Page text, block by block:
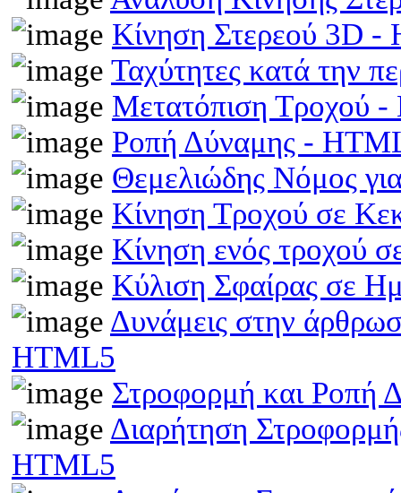
Κίνηση Στερεού 3D -
Ταχύτητες κατά την
Μετατόπιση Τροχού
Ροπή Δύναμης -
Θεμελιώδης Νόμος
Κίνηση Τροχού σε
Κίνηση ενός τροχού
Κύλιση Σφαίρας σε
Δυνάμεις στην
HTML5
Στροφορμή και Ροπή
Διαρήτηση
HTML5